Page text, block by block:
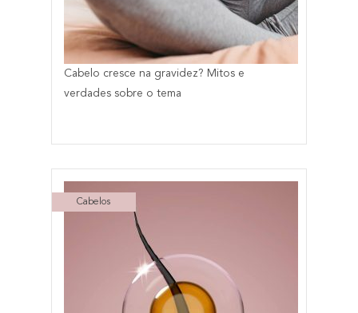
Cabelo cresce na gravidez? Mitos e
verdades sobre o tema
Cabelos